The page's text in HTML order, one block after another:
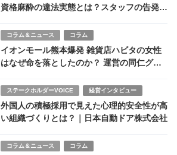
資格麻酔の違法実態とは？スタッフの告発と
コラム＆ニュース コラム
イオンモール熊本爆発 雑貨店ハビタの女性
はなぜ命を落としたのか？ 運営の同仁グル
ステークホルダーVOICE 経営インタビュー
外国人の積極採用で見えた心理的安全性が高
い組織づくりとは？｜日本自動ドア株式会社
コラム＆ニュース コラム